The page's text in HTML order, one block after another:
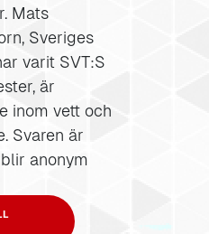
Mats
Sveriges
varit SVT:S
är
inom vett och
Svaren är
anonym